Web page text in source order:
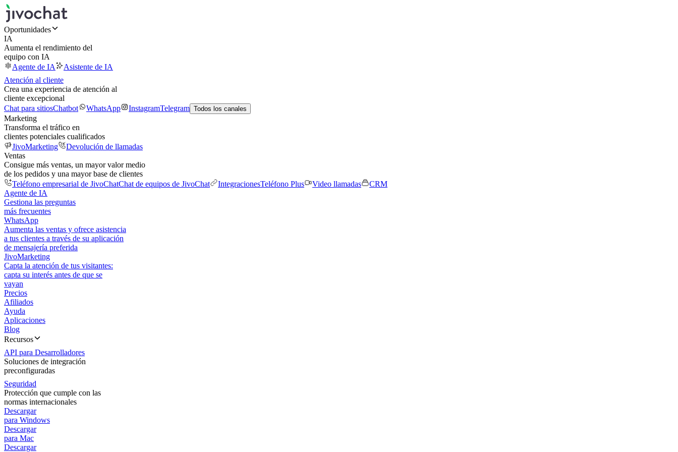
Oportunidades
IA
Aumenta el rendimiento del
equipo con IA
Agente de IA
Asistente de IA
Atención al cliente
Crea una experiencia de atención al
cliente excepcional
Chat para sitiosChatbot WhatsApp InstagramTelegram Todos los canales
Marketing
Transforma el tráfico en
clientes potenciales cualificados
JivoMarketing
Devolución de llamadas
Ventas
Consigue más ventas, un mayor valor medio
de los pedidos y una mayor base de clientes
Teléfono empresarial de JivoChatChat de equipos de JivoChat IntegracionesTeléfono Plus Video llamadas
CRM
Agente de IA
Gestiona las preguntas
más frecuentes
WhatsApp
Aumenta las ventas y ofrece asistencia
a tus clientes a través de su aplicación
de mensajería preferida
JivoMarketing
Capta la atención de tus visitantes:
capta su interés antes de que se
vayan
Precios
Afiliados
Ayuda
Aplicaciones
Blog
Recursos
API para Desarrolladores
Soluciones de integración
preconfiguradas
Seguridad
Protección que cumple con las
normas internacionales
Descargar
para Windows
Descargar
para Mac
Descargar